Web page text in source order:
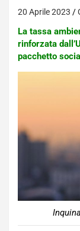
20 Aprile 2023
La tassa
rinforzata
pacchetto